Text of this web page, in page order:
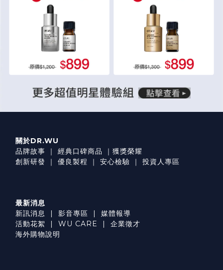
關於DR.WU
品牌故事 ｜ 經典口碑商品 ｜ 獲獎榮耀
創新研發
｜ 優良製程 ｜ 安心檢驗 ｜ 投資人專區
最新消息
新訊消息
| 影音專區 | 媒體報導
活動花絮
| WU CARE | 企業徵才
海外購物說明